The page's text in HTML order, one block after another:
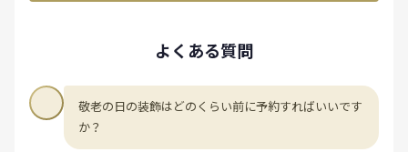
よくある質問
敬老の日の装飾はどのくらい前に予約すればいいです
か？